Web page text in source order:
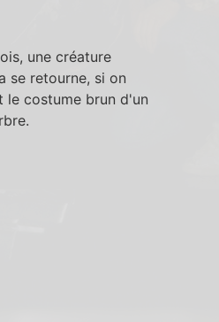
une créature
se retourne, si on
le costume brun d'un